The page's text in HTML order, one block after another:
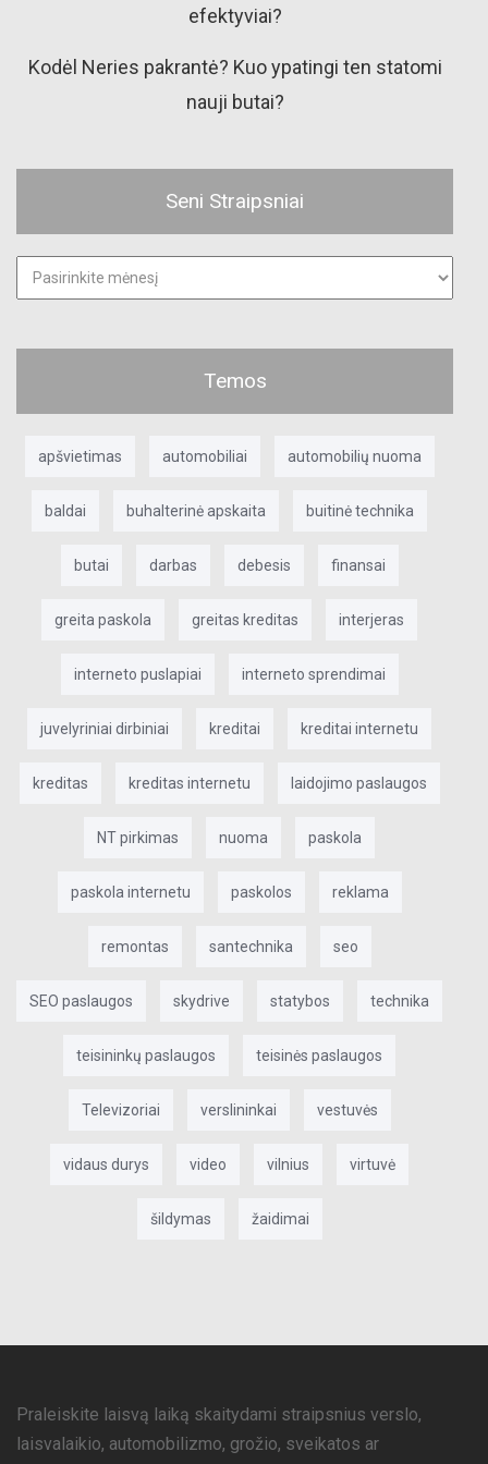
efektyviai?
Kodėl Neries pakrantė? Kuo ypatingi ten statomi
nauji butai?
Seni Straipsniai
Seni
Temos
apšvietimas automobiliai automobilių nuoma
baldai buhalterinė apskaita buitinė technika
butai darbas debesis finansai
greita paskola greitas kreditas interjeras
interneto puslapiai interneto sprendimai
juvelyriniai dirbiniai kreditai kreditai internetu
kreditas kreditas internetu laidojimo paslaugos
NT pirkimas nuoma paskola
paskola internetu paskolos reklama
remontas santechnika seo
SEO paslaugos skydrive statybos technika
teisininkų paslaugos teisinės paslaugos
Televizoriai verslininkai vestuvės
vidaus durys video vilnius virtuvė
šildymas žaidimai
Praleiskite laisvą laiką skaitydami straipsnius verslo,
laisvalaikio, automobilizmo, grožio, sveikatos ar